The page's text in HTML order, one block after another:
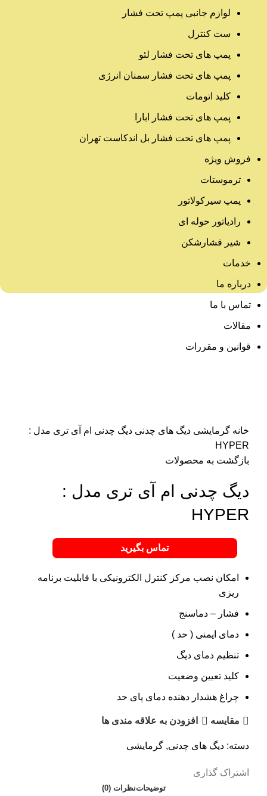
لوازم جانبی پمپ تحت فشار
ست کنترل
پمپ های تحت فشار لئو
پمپ های تحت فشار سمنان انرژی
کلید اتومات
پمپ های تحت فشار ابارا
پمپ های تحت فشار بل اندکاست تهران
فروش ویژه
ترموستات
پمپ سیرکولاتور
رادیاتور حوله ای
شیر فشارشکن
خدمات
درباره ما
تماس با ما
مقالات
قوانین و مقررات
خانه گرمایشی دیگ های چدنی دیگ چدنی ام آی تری مدل :
HYPER
بازگشت به محصولات
دیگ چدنی ام آی تری مدل :
HYPER
تماس بگیرید
امکان نصب مرکز کنترل الکترونیکی با قابلیت برنامه
ریزی
فشار – دماسنج
دمای ایمنی ( حد )
تنظیم دمای دیگ
کلید تعیین وضعیت
چراغ هشدار دهنده دمای پای حد
مقایسه افزودن به علاقه مندی ها
دسته: دیگ های چدنی, گرمایشی
اشتراک گذاری
توضیحاتنظرات (0)